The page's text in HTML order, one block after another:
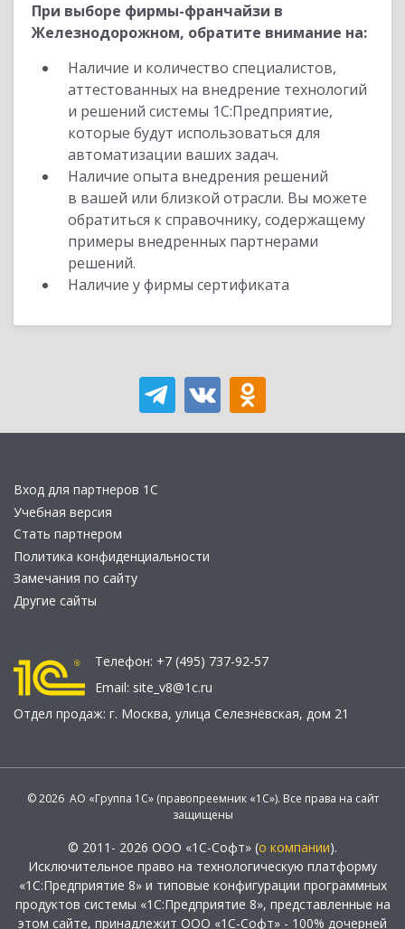
При выборе фирмы-франчайзи в
Железнодорожном, обратите внимание на:
Наличие и количество специалистов,
аттестованных на внедрение технологий
и решений системы 1С:Предприятие,
которые будут использоваться для
автоматизации ваших задач.
Наличие опыта внедрения решений
в вашей или близкой отрасли. Вы можете
обратиться к справочнику, содержащему
примеры внедренных партнерами
решений.
Наличие у фирмы сертификата
Вход для партнеров 1С
Учебная версия
Стать партнером
Политика конфиденциальности
Замечания по сайту
Другие сайты
Телефон: +7 (495) 737-92-57
Email: site_v8@1c.ru
Отдел продаж: г. Москва, улица Селезнёвская, дом 21
© 2026 АО «Группа 1С» (правопреемник «1С»). Все права на сайт
защищены
© 2011- 2026 ООО «1С-Софт» (о компании).
Исключительное право на технологическую платформу
«1С:Предприятие 8» и типовые конфигурации программных
продуктов системы «1С:Предприятие 8», представленные на
этом сайте, принадлежит ООО «1С-Софт» - 100% дочерней